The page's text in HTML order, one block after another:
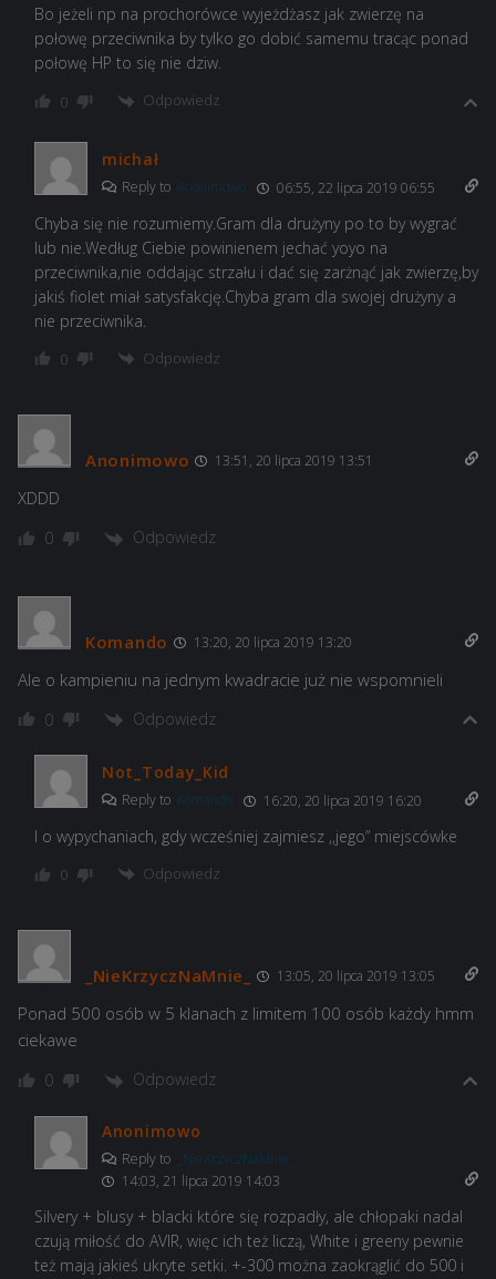
Bo jeżeli np na prochorówce wyjeżdżasz jak zwierzę na
połowę przeciwnika by tylko go dobić samemu tracąc ponad
połowę HP to się nie dziw.
0 Odpowiedz
michał
Reply to Anonimowo 06:55, 22 lipca 2019 06:55
Chyba się nie rozumiemy.Gram dla drużyny po to by wygrać
lub nie.Według Ciebie powinienem jechać yoyo na
przeciwnika,nie oddając strzału i dać się zarżnąć jak zwierzę,by
jakiś fiolet miał satysfakcję.Chyba gram dla swojej drużyny a
nie przeciwnika.
0 Odpowiedz
Anonimowo 13:51, 20 lipca 2019 13:51
XDDD
0 Odpowiedz
Komando 13:20, 20 lipca 2019 13:20
Ale o kampieniu na jednym kwadracie już nie wspomnieli
0 Odpowiedz
Not_Today_Kid
Reply to Komando 16:20, 20 lipca 2019 16:20
I o wypychaniach, gdy wcześniej zajmiesz ,,jego” miejscówke
0 Odpowiedz
_NieKrzyczNaMnie_ 13:05, 20 lipca 2019 13:05
Ponad 500 osób w 5 klanach z limitem 100 osób każdy hmm
ciekawe
0 Odpowiedz
Anonimowo
Reply to
_NieKrzyczNaMnie_
14:03, 21 lipca 2019 14:03
Silvery + blusy + blacki które się rozpadły, ale chłopaki nadal
czują miłość do AVIR, więc ich też liczą, White i greeny pewnie
też mają jakieś ukryte setki. +-300 można zaokrąglić do 500 i